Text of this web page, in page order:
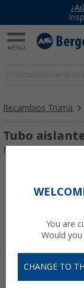
Recambios Truma
Tubo
Nº de artículo 113300
You are
Would
CHANGE TO